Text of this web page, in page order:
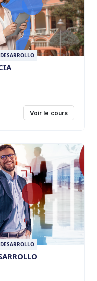
Voir le cours